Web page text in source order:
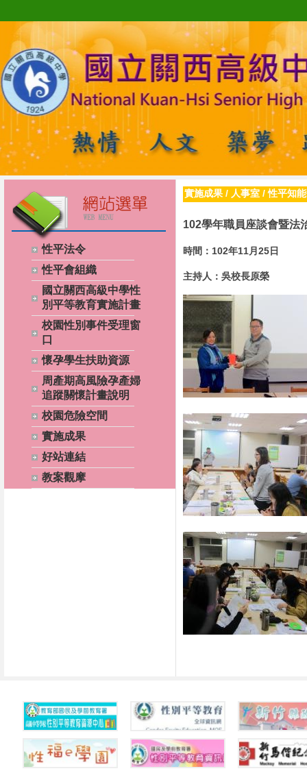
性平法令
性平會組織
國立關西高級中學性
別平等教育實施計畫
校園性別事件受理窗
口
懷孕學生扶助資源
周產期高風險孕產婦
追蹤關懷計畫說明
校園危險空間
實施成果
好站連結
教案觀摩
實施成果 / 人事室 /性平知
102學年職員座談會暨法
時間：102年11月25日
主持人：吳校長原榮